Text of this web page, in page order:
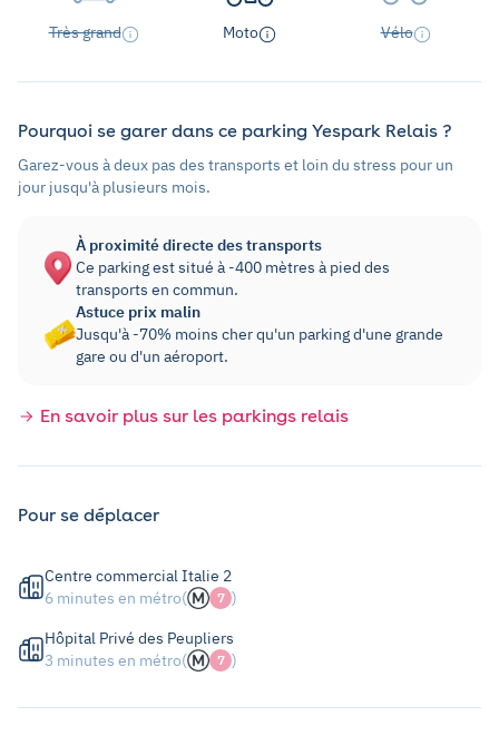
Très grand Moto Vélo
Pourquoi se garer dans ce parking Yespark Relais ?
Garez-vous à deux pas des transports et loin du stress pour un
jour jusqu'à plusieurs mois.
À proximité directe des transports
Ce parking est situé à -400 mètres à pied des
transports en commun.
Astuce prix malin
Jusqu'à -70% moins cher qu'un parking d'une grande
gare ou d'un aéroport.
En savoir plus sur les parkings relais
Pour se déplacer
Centre commercial Italie 2
6 minutes en métro( 7 )
Hôpital Privé des Peupliers
3 minutes en métro( 7 )